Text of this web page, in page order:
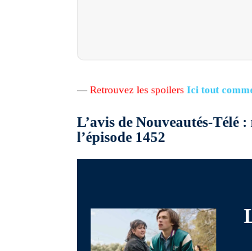
— Retrouvez les spoilers Ici tout
L’avis de Nouveautés-Télé
l’épisode 1452